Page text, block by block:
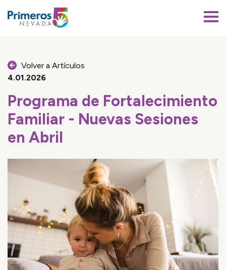
Volver a Artículos
4.01.2026
Programa de Fortalecimiento
Familiar - Nuevas Sesiones
en Abril